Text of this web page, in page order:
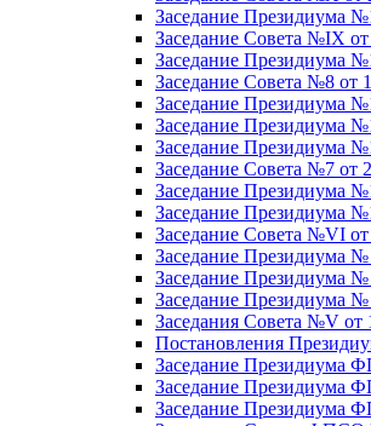
Заседание Президиума
Заседание Совета №IX от
Заседание Президиума
Заседание Совета №8 от
Заседание Президиума
Заседание Президиума
Заседание Президиума
Заседание Совета №7 от
Заседание Президиума
Заседание Президиума
Заседание Совета №VI от
Заседание Президиума №
Заседание Президиума №
Заседание Президиума №
Заседания Совета №V от
Постановления
Заседание Президиума
Заседание Президиума
Заседание Президиума